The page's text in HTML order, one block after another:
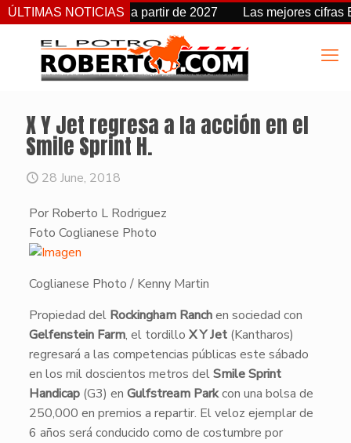
ÚLTIMAS NOTICIAS
de fecha a partir de 2027 Las mejores cifras Beyer
X Y Jet regresa a la acción en el
Smile Sprint H.
28 June, 2018
Por Roberto L Rodriguez
Foto Coglianese Photo
Coglianese Photo / Kenny Martin
​Propiedad del Rockingham Ranchen sociedad con
Gelfenstein Farm, el tordillo X Y Jet(Kantharos)
regresará a las competencias públicas este sábado
en los mil doscientos metros delSmile Sprint
Handicap(G3) en Gulfstream Parkcon una bolsa de
250,000 en premios a repartir. El veloz ejemplar de
6 años será conducido como de costumbre por